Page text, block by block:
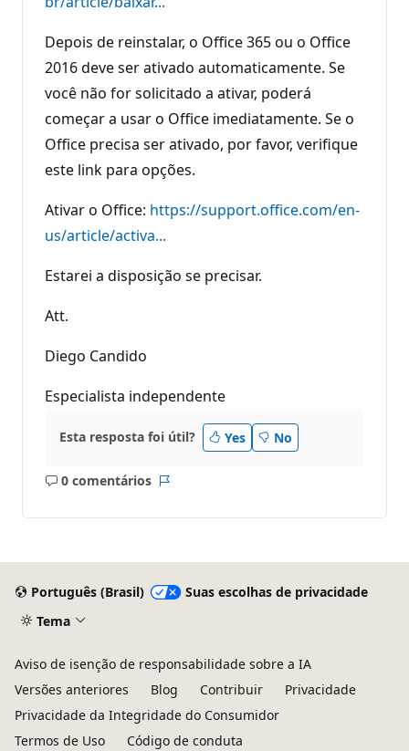
Depois de reinstalar, o Office 365 ou o Office
2016 deve ser ativado automaticamente. Se
você não for solicitado a ativar, poderá
começar a usar o Office imediatamente. Se o
Office precisa ser ativado, por favor, verifique
este link para opções.
Ativar o Office: https://support.office.com/en-
us/article/activa...
Estarei a disposição se precisar.
Att.
Diego Candido
Especialista independente
Esta resposta foi útil? Yes No
0 comentários
Sem
Português (Brasil)
Suas escolhas de privacidade
Tema
Aviso de isenção de responsabilidade sobre a IA
Versões anteriores
Blog Contribuir
Privacidade
Privacidade da Integridade do Consumidor
Termos de Uso
Código de conduta